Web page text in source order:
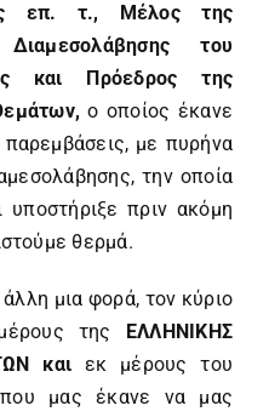
επ. τ., Μέλος της
του
και Πρόεδρος της
ο οποίος έκανε
με πυρήνα
την οποία
πριν ακόμη
θερμά.
μια φορά, τον κύριο
της
ΕΛΛΗΝΙΚΗΣ
N και εκ μέρους του
μας έκανε να μας